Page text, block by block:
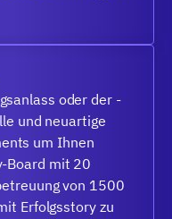
oder der -
und neuartige
um Ihnen
Board mit 20
von 1500
Erfolgsstory zu